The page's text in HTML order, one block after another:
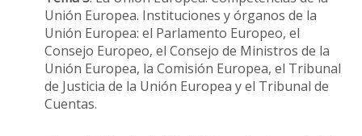
Unión Europea. Instituciones y órganos de la
Unión Europea: el Parlamento Europeo, el
Consejo Europeo, el Consejo de Ministros de la
Unión Europea, la Comisión Europea, el Tribunal
de Justicia de la Unión Europea y el Tribunal de
Cuentas.